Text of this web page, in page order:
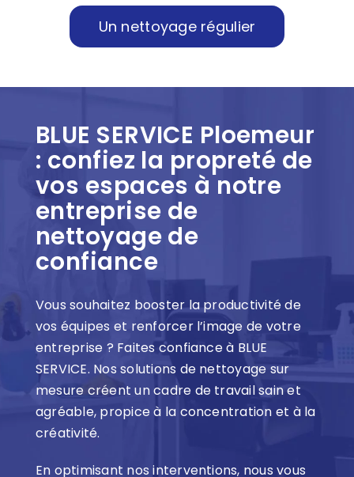
Un nettoyage régulier
BLUE SERVICE Ploemeur
: confiez la propreté de
vos espaces à notre
entreprise de
nettoyage de
confiance
Vous souhaitez booster la productivité de
vos équipes et renforcer l’image de votre
entreprise ? Faites confiance à BLUE
SERVICE. Nos solutions de nettoyage sur
mesure créent un cadre de travail sain et
agréable, propice à la concentration et à la
créativité.
En optimisant nos interventions, nous vous